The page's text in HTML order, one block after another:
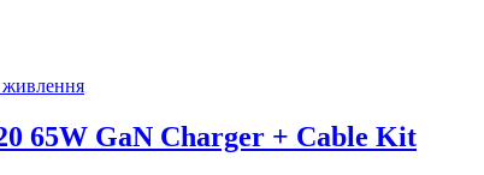
65W GaN Charger + Cable Kit